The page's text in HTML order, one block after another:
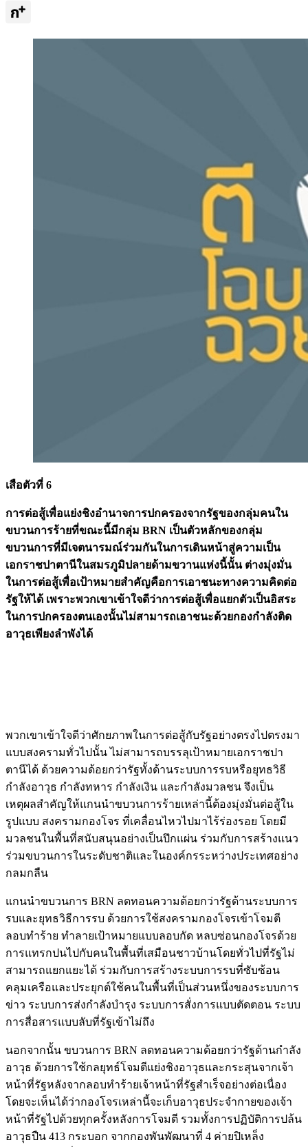
เสือตัวที่ 6
การต่อสู้เพื่อแย่งชิงอำนาจการปกครองจากรัฐของกลุ่มคนใน
ขบวนการร้ายที่ขณะนี้มีกลุ่ม BRN เป็นตัวหลักของกลุ่ม
ขบวนการที่มีเจตนารมณ์ร่วมกันในการเดินหน้าสู่ความเป็น
เอกราชปาตานีในสมรภูมิปลายด้ามขวานแห่งนี้นั้น ต่างมุ่งมั่น
ในการต่อสู้เพื่อเป้าหมายสำคัญคือการเอาชนะทางความคิดต่อ
รัฐให้ได้ เพราะพวกเขาเข้าใจดีว่าการต่อสู้เพื่อแยกตัวเป็นอิสระ
ในการปกครองตนเองนั้นไม่สามารถเอาชนะด้วยกองกำลังติด
อาวุธเพียงลำพังได้
พวกเขาเข้าใจดีว่าศักยภาพในการต่อสู้กับรัฐอย่างตรงไปตรงมา
แบบสงครามทั่วไปนั้น ไม่สามารถบรรลุเป้าหมายเอกราชปา
ตานีได้ ด้วยความด้อยกว่ารัฐทั้งด้านระบบการรบหรือยุทธวิธี
กำลังอาวุธ กำลังทหาร กำลังเงิน และกำลังมวลชน จึงเป็น
เหตุผลสำคัญให้แกนนำขบวนการร้ายเหล่านี้ต้องมุ่งมั่นต่อสู้ใน
รูปแบบ สงครามกองโจร ที่เคลื่อนไหวไปมาไร้ร่องรอย โดยมี
มวลชนในพื้นที่สนับสนุนอย่างเป็นปึกแผ่น ร่วมกับการสร้างแนว
ร่วมขบวนการในระดับชาติและในองค์กรระหว่างประเทศอย่าง
กลมกลืน
แกนนำขบวนการ BRN ลดทอนความด้อยกว่ารัฐด้านระบบการ
รบและยุทธวิธีการรบ ด้วยการใช้สงครามกองโจรเข้าโจมตี
ลอบทำร้าย ทำลายเป้าหมายแบบลอบกัด หลบซ่อนกองโจรด้วย
การแทรกปนไปกับคนในพื้นที่เสมือนชาวบ้านโดยทั่วไปที่รัฐไม่
สามารถแยกแยะได้ ร่วมกับการสร้างระบบการรบที่ซับซ้อน
คลุมเครือและประยุกต์ใช้คนในพื้นที่เป็นส่วนหนึ่งของระบบการ
ข่าว ระบบการส่งกำลังบำรุง ระบบการสั่งการแบบตัดตอน ระบบ
การสื่อสารแบบลับที่รัฐเข้าไม่ถึง
นอกจากนั้น ขบวนการ BRN ลดทอนความด้อยกว่ารัฐด้านกำลัง
อาวุธ ด้วยการใช้กลยุทธ์โจมตีแย่งชิงอาวุธและกระสุนจากเจ้า
หน้าที่รัฐหลังจากลอบทำร้ายเจ้าหน้าที่รัฐสำเร็จอย่างต่อเนื่อง
โดยจะเห็นได้ว่ากองโจรเหล่านี้จะเก็บอาวุธประจำกายของเจ้า
หน้าที่รัฐไปด้วยทุกครั้งหลังการโจมตี รวมทั้งการปฏิบัติการปล้น
อาวุธปืน 413 กระบอก จากกองพันพัฒนาที่ 4 ค่ายปิเหล็ง